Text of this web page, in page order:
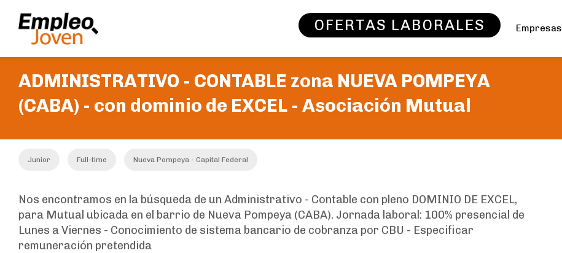
OFERTAS LABORALES Empresas
ADMINISTRATIVO - CONTABLE zona NUEVA POMPEYA
(CABA) - con dominio de EXCEL - Asociación Mutual
Junior Full-time Nueva Pompeya - Capital Federal
Nos encontramos en la búsqueda de un Administrativo - Contable con pleno DOMINIO DE EXCEL,
para Mutual ubicada en el barrio de Nueva Pompeya (CABA). Jornada laboral: 100% presencial de
Lunes a Viernes - Conocimiento de sistema bancario de cobranza por CBU - Especificar
remuneración pretendida